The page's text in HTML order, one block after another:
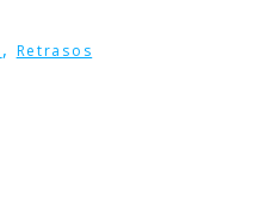
, Retrasos